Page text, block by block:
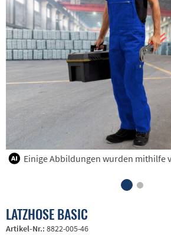
Einige Abbildungen wurden mithilfe
LATZHOSE BASIC
Artikel-Nr.: 8822-005-46